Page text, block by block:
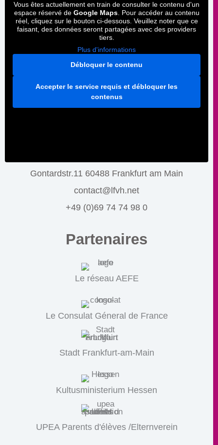
Vous êtes actuellement en train de consulter le contenu d'un
espace réservé de Google Maps. Pour accéder au contenu
réel, cliquez sur le bouton ci-dessous. Veuillez noter que ce
faisant, des données seront partagées avec des providers
tiers.
Plus d'informations
Débloquer le contenu
Accepter le service requis et débloquer les
contenus
Gontardstr.11 60488 Frankfurt am Main
contact@lfvh.net
+49 (0)69 74 74 98 0
Partenaires
Le réseau AEFE
Le Consulat Géneral de France
Stadt Frankfurt-am-Main
Kultusministerium Hessen
UPEA Parents d'élèves /Elternverein